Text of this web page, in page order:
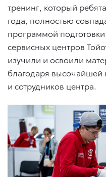
тренинг, который
года, полностью
программой подготовки
сервисных центров
изучили и освоили
благодаря
и сотрудников центра.